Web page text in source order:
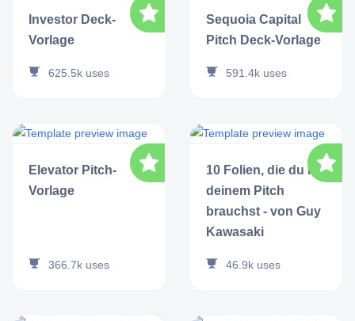
Investor Deck-
Vorlage
625.5k uses
Sequoia Capital
Pitch Deck-Vorlage
591.4k uses
Elevator Pitch-
Vorlage
366.7k uses
10 Folien, die du in
deinem Pitch
brauchst - von Guy
Kawasaki
46.9k uses